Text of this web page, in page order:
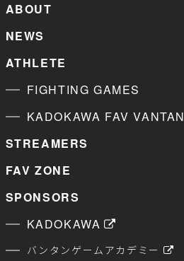
ABOUT
NEWS
ATHLETE
FIGHTING GAMES
KADOKAWA FAV VANTAN
STREAMERS
FAV ZONE
SPONSORS
KADOKAWA
バンタンゲームアカデミー